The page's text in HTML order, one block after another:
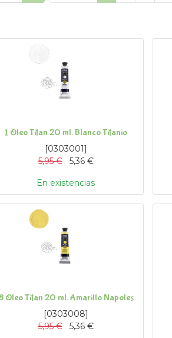
1 Oleo Titan 20 ml. Blanco Titanio
[0303001]
5,95€ 5,36€
En existencias
Oleo Titan 20 ml. Amarillo Napoles
[0303008]
5,95€ 5,36€